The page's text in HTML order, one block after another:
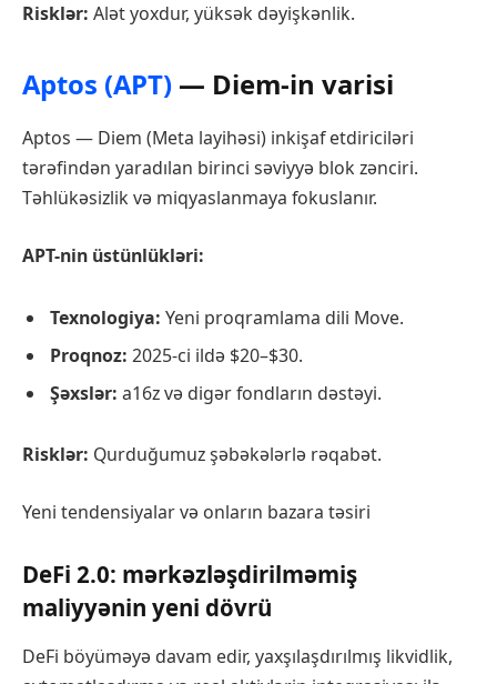
Risklər: Alət yoxdur, yüksək dəyişkənlik.
Aptos (APT) — Diem-in varisi
Aptos — Diem (Meta layihəsi) inkişaf etdiriciləri
tərəfindən yaradılan birinci səviyyə blok zənciri.
Təhlükəsizlik və miqyaslanmaya fokuslanır.
APT-nin üstünlükləri:
Texnologiya: Yeni proqramlama dili Move.
Proqnoz: 2025-ci ildə $20–$30.
Şəxslər: a16z və digər fondların dəstəyi.
Risklər: Qurduğumuz şəbəkələrlə rəqabət.
Yeni tendensiyalar və onların bazara təsiri
DeFi 2.0: mərkəzləşdirilməmiş
maliyyənin yeni dövrü
DeFi böyüməyə davam edir, yaxşılaşdırılmış likvidlik,